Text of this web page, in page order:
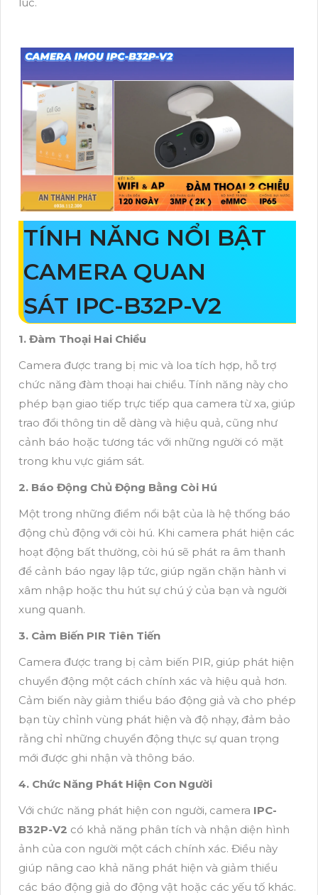
TÍNH NĂNG NỔI BẬT
CAMERA QUAN
SÁT IPC-B32P-V2
1. Đàm Thoại Hai Chiều
Camera được trang bị mic và loa tích hợp, hỗ trợ
chức năng đàm thoại hai chiều. Tính năng này cho
phép bạn giao tiếp trực tiếp qua camera từ xa, giúp
trao đổi thông tin dễ dàng và hiệu quả, cũng như
cảnh báo hoặc tương tác với những người có mặt
trong khu vực giám sát.
2. Báo Động Chủ Động Bằng Còi Hú
Một trong những điểm nổi bật của là hệ thống báo
động chủ động với còi hú. Khi camera phát hiện các
hoạt động bất thường, còi hú sẽ phát ra âm thanh
để cảnh báo ngay lập tức, giúp ngăn chặn hành vi
xâm nhập hoặc thu hút sự chú ý của bạn và người
xung quanh.
3. Cảm Biến PIR Tiên Tiến
Camera được trang bị cảm biến PIR, giúp phát hiện
chuyển động một cách chính xác và hiệu quả hơn.
Cảm biến này giảm thiểu báo động giả và cho phép
bạn tùy chỉnh vùng phát hiện và độ nhạy, đảm bảo
rằng chỉ những chuyển động thực sự quan trọng
mới được ghi nhận và thông báo.
4. Chức Năng Phát Hiện Con Người
Với chức năng phát hiện con người, camera IPC-
B32P-V2 có khả năng phân tích và nhận diện hình
ảnh của con người một cách chính xác. Điều này
giúp nâng cao khả năng phát hiện và giảm thiểu
các báo động giả do động vật hoặc các yếu tố khác.